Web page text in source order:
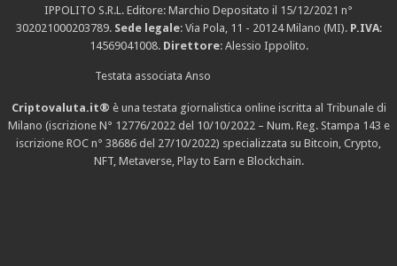
IPPOLITO S.R.L. Editore: Marchio Depositato il 15/12/2021 n°
302021000203789. Sede legale: Via Pola, 11 - 20124 Milano (MI). P.IVA:
14569041008. Direttore: Alessio Ippolito.
Testata associata Anso
Criptovaluta.it® è una testata giornalistica online iscritta al Tribunale di
Milano (iscrizione N° 12776/2022 del 10/10/2022 – Num. Reg. Stampa 143 e
iscrizione ROC n° 38686 del 27/10/2022) specializzata su Bitcoin, Crypto,
NFT, Metaverse, Play to Earn e Blockchain.